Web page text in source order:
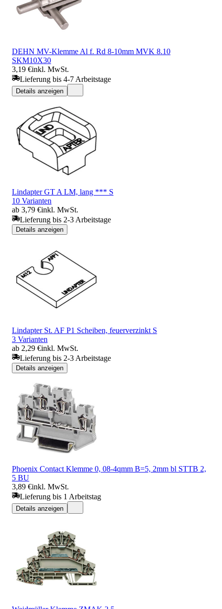
DEHN MV-Klemme Al f. Rd 8-10mm MVK 8.10
SKM10X30
3,19 €inkl. MwSt.
Lieferung bis 4-7 Arbeitstage
Details anzeigen
Lindapter GT A LM, lang *** S
10 Varianten
ab 3,79 €inkl. MwSt.
Lieferung bis 2-3 Arbeitstage
Details anzeigen
Lindapter St. AF P1 Scheiben, feuerverzinkt S
3 Varianten
ab 2,29 €inkl. MwSt.
Lieferung bis 2-3 Arbeitstage
Details anzeigen
Phoenix Contact Klemme 0, 08-4qmm B=5, 2mm bl STTB 2,
5 BU
3,89 €inkl. MwSt.
Lieferung bis 1 Arbeitstag
Details anzeigen